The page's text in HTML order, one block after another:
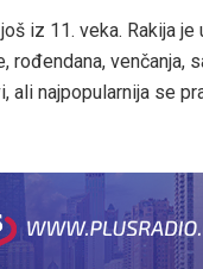
iz 11. veka. Rakija je
venčanja,
ali najpopularnija se